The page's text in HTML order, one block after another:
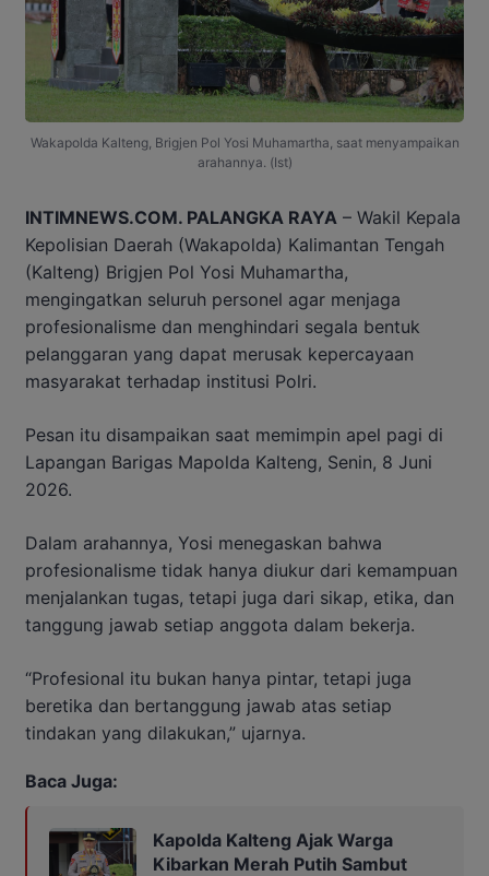
Wakapolda Kalteng, Brigjen Pol Yosi Muhamartha, saat menyampaikan
arahannya. (Ist)
INTIMNEWS.COM. PALANGKA RAYA – Wakil Kepala
Kepolisian Daerah (Wakapolda) Kalimantan Tengah
(Kalteng) Brigjen Pol Yosi Muhamartha,
mengingatkan seluruh personel agar menjaga
profesionalisme dan menghindari segala bentuk
pelanggaran yang dapat merusak kepercayaan
masyarakat terhadap institusi Polri.
Pesan itu disampaikan saat memimpin apel pagi di
Lapangan Barigas Mapolda Kalteng, Senin, 8 Juni
2026.
Dalam arahannya, Yosi menegaskan bahwa
profesionalisme tidak hanya diukur dari kemampuan
menjalankan tugas, tetapi juga dari sikap, etika, dan
tanggung jawab setiap anggota dalam bekerja.
“Profesional itu bukan hanya pintar, tetapi juga
beretika dan bertanggung jawab atas setiap
tindakan yang dilakukan,” ujarnya.
Baca Juga:
Kapolda Kalteng Ajak Warga
Kibarkan Merah Putih Sambut